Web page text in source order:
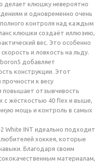
делает клюшку невероятно
и одновременно очень
контроля над каждым
клюшки создаёт иллюзию,
вес. Это особенно
и ловкость на льду.
добавляет
конструкции. Этот
к весу
повышает отзывчивость
с жёсткостью 40 flex и выше,
мощь и контроль в самых
White INT идеально подходит
хоккея, которые
Благодаря своим
материалам,